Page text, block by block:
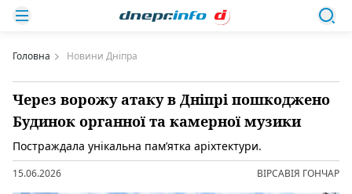
Головна Новини Дніпра
Через ворожу атаку в Дніпрі пошкоджено
Будинок органної та камерної музики
Постраждала унікальна памʼятка аріхтектури.
15.06.2026 ВІРСАВІЯ ГОНЧАР